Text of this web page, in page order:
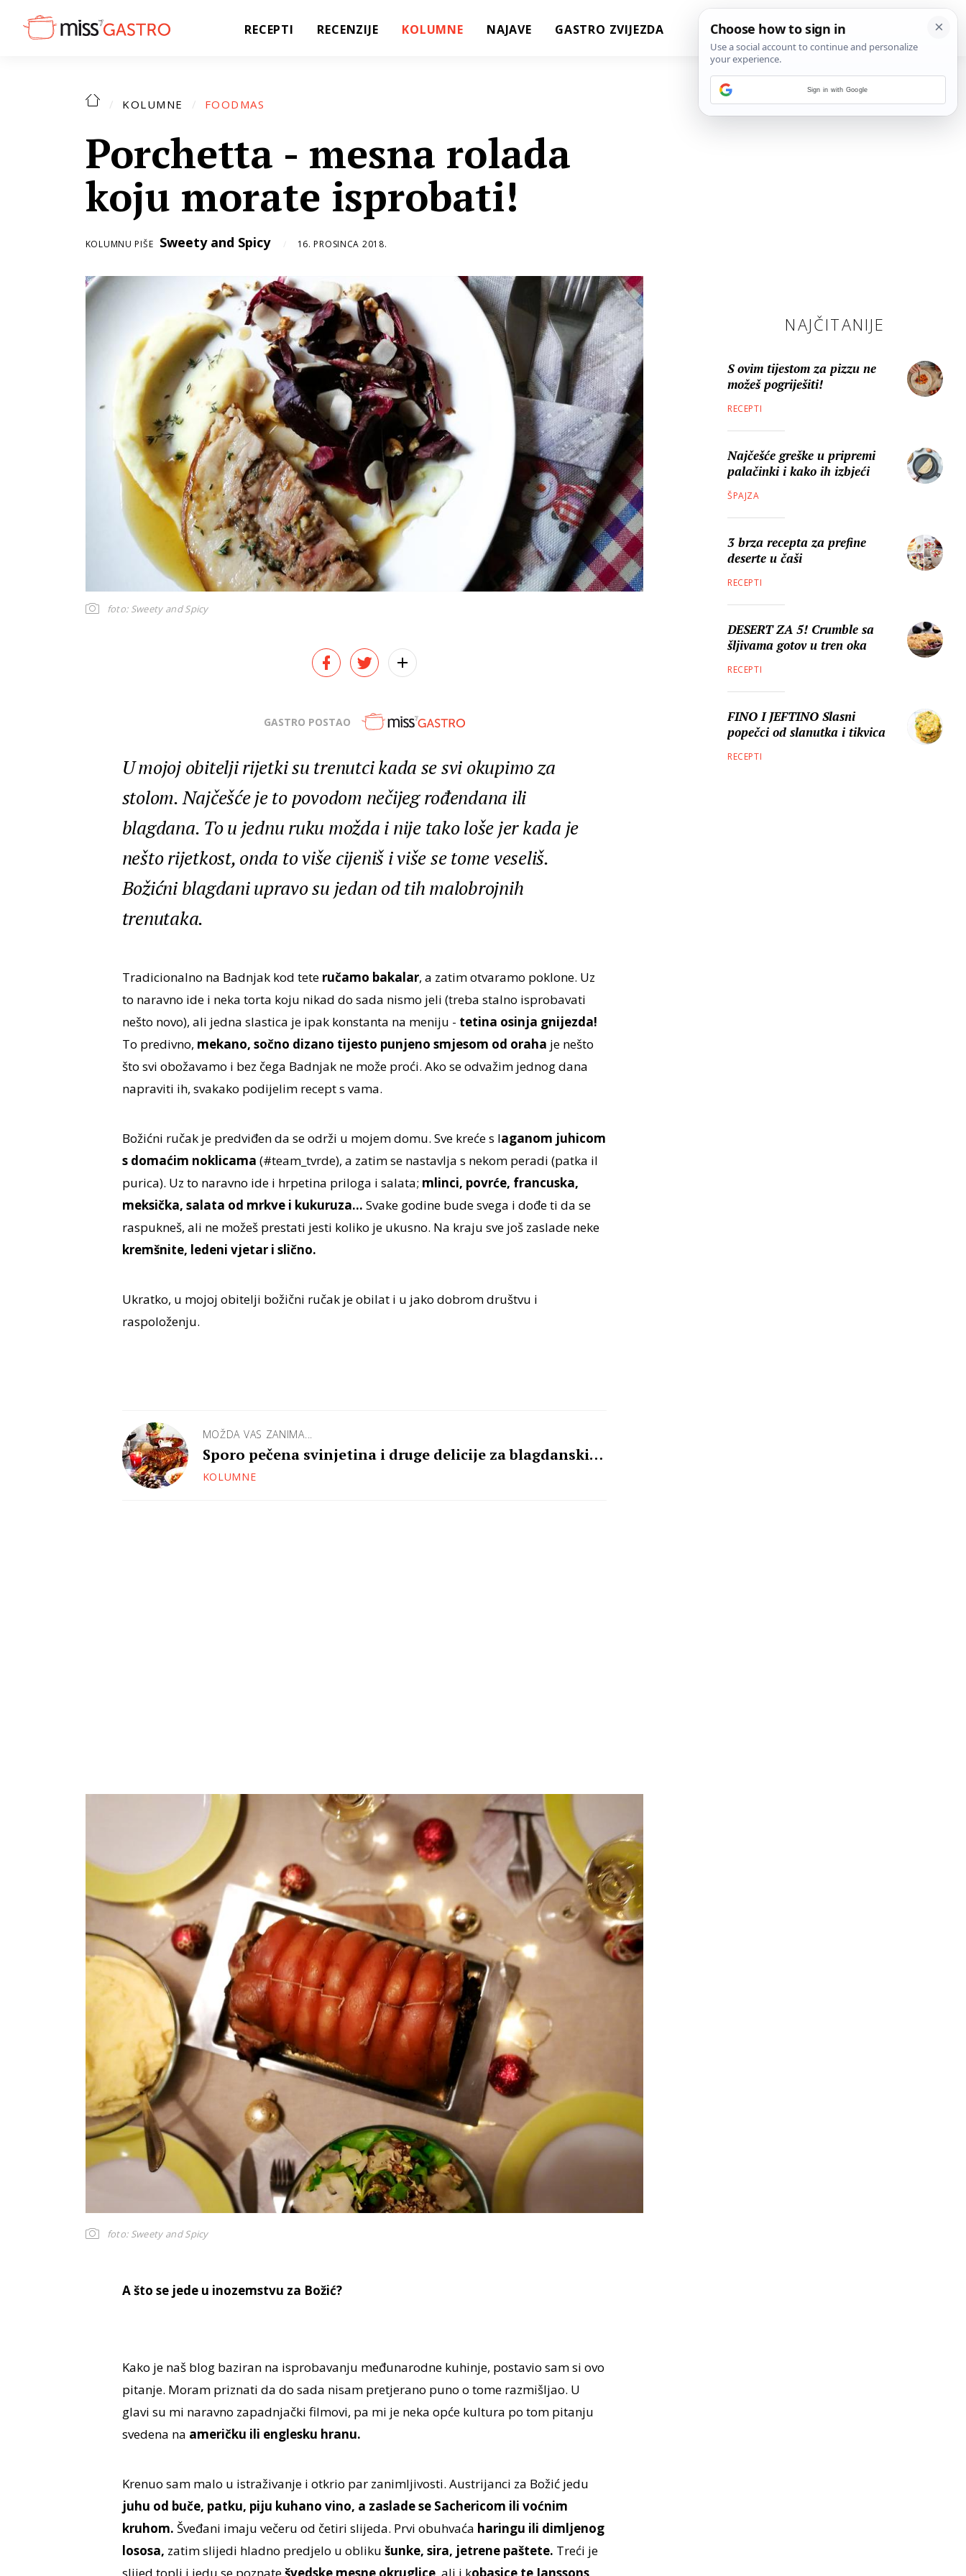
RECEPTI RECENZIJE KOLUMNE NAJAVE GASTRO ZVIJEZDA
KOLUMNE FOODMAS
Porchetta - mesna rolada
koju morate isprobati!
KOLUMNU PIŠE Sweety and Spicy 16. PROSINCA 2018.
foto: Sweety and Spicy
GASTRO POSTAO
U mojoj obitelji rijetki su trenutci kada se svi okupimo za
stolom. Najčešće je to povodom nečijeg rođendana ili
blagdana. To u jednu ruku možda i nije tako loše jer kada je
nešto rijetkost, onda to više cijeniš i više se tome veseliš.
Božićni blagdani upravo su jedan od tih malobrojnih
trenutaka.
Tradicionalno na Badnjak kod teteručamo bakalar, a zatim otvaramo poklone. Uz
to naravno ide i neka torta koju nikad do sada nismo jeli (treba stalno isprobavati
nešto novo), ali jedna slastica je ipak konstanta na meniju - tetina osinja gnijezda!
To predivno, mekano, sočno dizano tijesto punjeno smjesom od oraha je nešto
što svi obožavamo i bez čega Badnjak ne može proći. Ako se odvažim jednog dana
napraviti ih, svakako podijelim recept s vama.
Božićni ručak je predviđen da se održi u mojem domu. Sve kreće s laganom juhicom
s domaćim noklicama (#team_tvrde), a zatim se nastavlja s nekom peradi (patka il
purica). Uz to naravno ide i hrpetina priloga i salata; mlinci, povrće, francuska,
meksička, salata od mrkve i kukuruza... Svake godine bude svega i dođe ti da se
raspukneš, ali ne možeš prestati jesti koliko je ukusno. Na kraju sve još zaslade neke
kremšnite, ledeni vjetar i slično.
Ukratko, u mojoj obitelji božični ručak je obilat i u jako dobrom društvu i
raspoloženju.
MOŽDA VAS ZANIMA...
Sporo pečena svinjetina i druge delicije za blagdanski
stol
KOLUMNE
foto: Sweety and Spicy
A što se jede u inozemstvu za Božić?
Kako je naš blog baziran na isprobavanju međunarodne kuhinje, postavio sam si ovo
pitanje. Moram priznati da do sada nisam pretjerano puno o tome razmišljao. U
glavi su mi naravno zapadnjački filmovi, pa mi je neka opće kultura po tom pitanju
svedena na američku ili englesku hranu.
Krenuo sam malo u istraživanje i otkrio par zanimljivosti. Austrijanci za Božić jedu
juhu od buče, patku, piju kuhano vino, a zaslade se Sachericom ili voćnim
kruhom. Šveđani imaju večeru od četiri slijeda. Prvi obuhvaća haringu ili dimljenog
lososa, zatim slijedi hladno predjelo u obliku šunke, sira, jetrene paštete. Treći je
slijed topli i jedu se poznatešvedske mesne okruglice, ali i kobasice te Janssons
NAJČITANIJE
S ovim tijestom za pizzu ne
možeš pogriješiti!
RECEPTI
Najčešće greške u pripremi
palačinki i kako ih izbjeći
ŠPAJZA
3 brza recepta za prefine
deserte u čaši
RECEPTI
DESERT ZA 5! Crumble sa
šljivama gotov u tren oka
RECEPTI
FINO I JEFTINO Slasni
popečci od slanutka i tikvica
RECEPTI
Sign in with Google